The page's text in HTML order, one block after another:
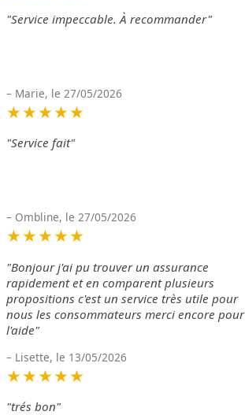
"Service impeccable. À recommander"
– Marie, le 27/05/2026
★★★★★
"Service fait"
– Ombline, le 27/05/2026
★★★★★
"Bonjour j'ai pu trouver un assurance
rapidement et en comparent plusieurs
propositions c'est un service très utile pour
nous les consommateurs merci encore pour
l'aide"
– Lisette, le 13/05/2026
★★★★★
"trés bon"